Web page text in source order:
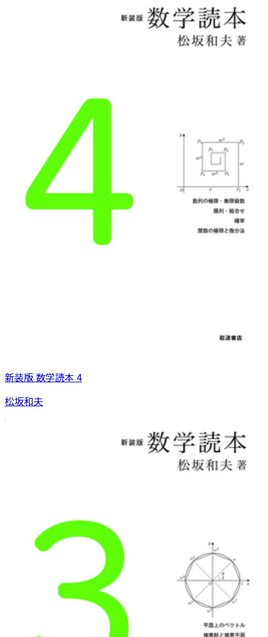
新装版 数学読本 4
松坂和夫